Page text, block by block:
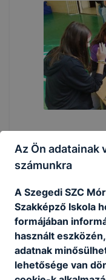
Az Ön adatainak
számunkra
A Szegedi SZC
Szakképző Iskola
formájában
használt
adatnak
lehetősége van